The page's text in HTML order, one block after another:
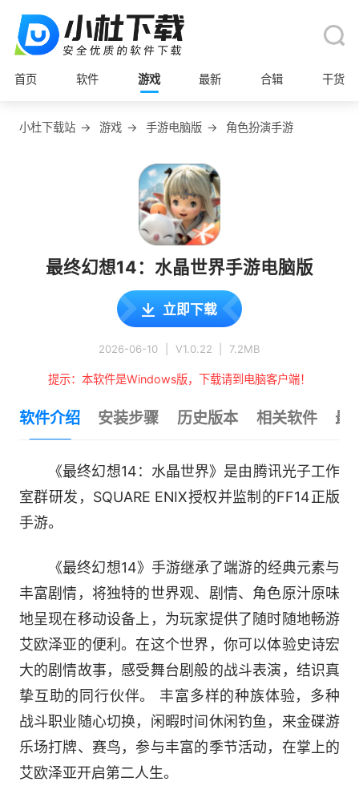
首页 软件 游戏 最新 合辑 干货
小杜下载站 → 游戏 → 手游电脑版 → 角色扮演手游
最终幻想14：水晶世界手游电脑版
立即下载
2026-06-10 V1.0.22 7.2MB
提示：本软件是Windows版，下载请到电脑客户端！
软件介绍 安装步骤 历史版本 相关软件 最
《最终幻想14：水晶世界》是由腾讯光子工作
室群研发，SQUARE ENIX授权并监制的FF14正版
手游。
《最终幻想14》手游继承了端游的经典元素与
丰富剧情，将独特的世界观、剧情、角色原汁原味
地呈现在移动设备上，为玩家提供了随时随地畅游
艾欧泽亚的便利。在这个世界，你可以体验史诗宏
大的剧情故事，感受舞台剧般的战斗表演，结识真
挚互助的同行伙伴。 丰富多样的种族体验，多种
战斗职业随心切换，闲暇时间休闲钓鱼，来金碟游
乐场打牌、赛鸟，参与丰富的季节活动，在掌上的
艾欧泽亚开启第二人生。